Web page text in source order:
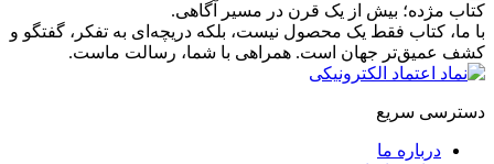
کتاب مژده؛ بیش از یک قرن در مسیر آگاهی.
با ما، کتاب فقط یک محصول نیست، بلکه دریچه‌ای به تفکر، گفتگو و
کشف عمیق‌تر جهان است. همراهی با شما، رسالت ماست.
دسترسی سریع
درباره ما